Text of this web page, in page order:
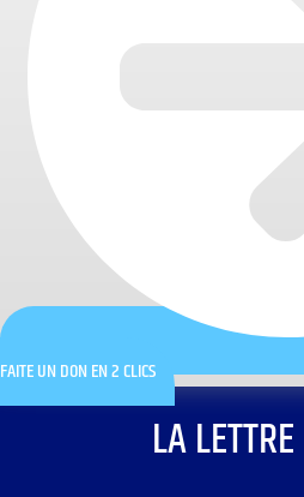
FAITE UN DON EN 2 CLICS
LA